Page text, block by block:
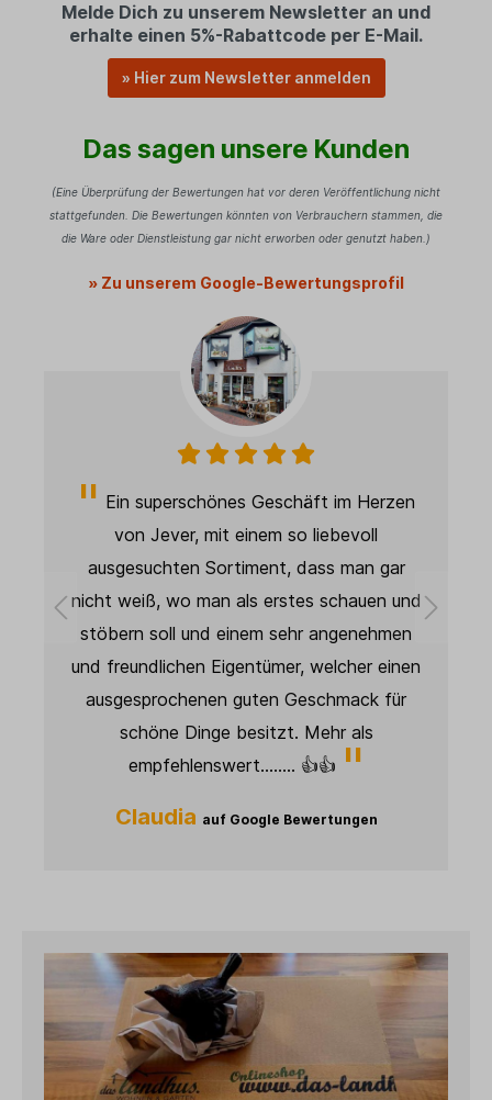
Melde Dich zu unserem Newsletter an und
erhalte einen 5%-Rabattcode per E-Mail.
» Hier zum Newsletter anmelden
Das sagen unsere Kunden
(Eine Überprüfung der Bewertungen hat vor deren Veröffentlichung nicht
stattgefunden. Die Bewertungen könnten von Verbrauchern stammen, die
die Ware oder Dienstleistung gar nicht erworben oder genutzt haben.)
» Zu unserem Google-Bewertungsprofil
superschönes Geschäft im Herzen
Jever, mit einem so liebevoll
Sortiment, dass man gar
wo man als erstes schauen und
soll und einem sehr angenehmen
Eigentümer, welcher einen
guten Geschmack für
Dinge besitzt. Mehr als
empfehlenswert........ 👍👍
auf Google Bewertungen
Super
beschrieben
Qualität, wird
verwendet und